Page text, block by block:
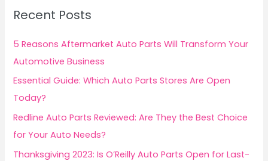
h
f
o
Recent Posts
5 Reasons Aftermarket Auto Parts Will Transform Your
Automotive Business
Essential Guide: Which Auto Parts Stores Are Open
Today?
Redline Auto Parts Reviewed: Are They the Best Choice
for Your Auto Needs?
Thanksgiving 2023: Is O’Reilly Auto Parts Open for Last-